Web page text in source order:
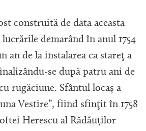
construită de data aceasta
demarând în anul 1754
an de la instalarea ca stareţ a
se după patru ani de
rugăciune. Sfântul locaș a
Vestire”, fiind sfinţit în 1758
Herescu al Rădăuților